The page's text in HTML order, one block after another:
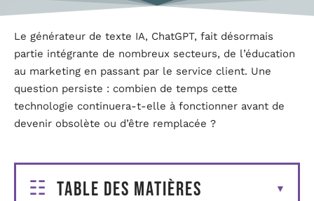
Le générateur de texte IA, ChatGPT, fait désormais
partie intégrante de nombreux secteurs, de l’éducation
au marketing en passant par le service client. Une
question persiste : combien de temps cette
technologie continuera-t-elle à fonctionner avant de
devenir obsolète ou d’être remplacée ?
Table des matières